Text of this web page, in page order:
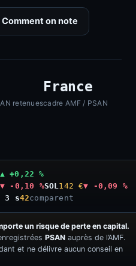
Comment on note
retenues
France
cadre AMF / PSAN
▲ +0,22 %
▼ -0,10 %SOL142 €▼ -0,09 %
4 s42comparent
un risque de perte en capital.
PSAN auprès de l’AMF.
et ne délivre aucun conseil en